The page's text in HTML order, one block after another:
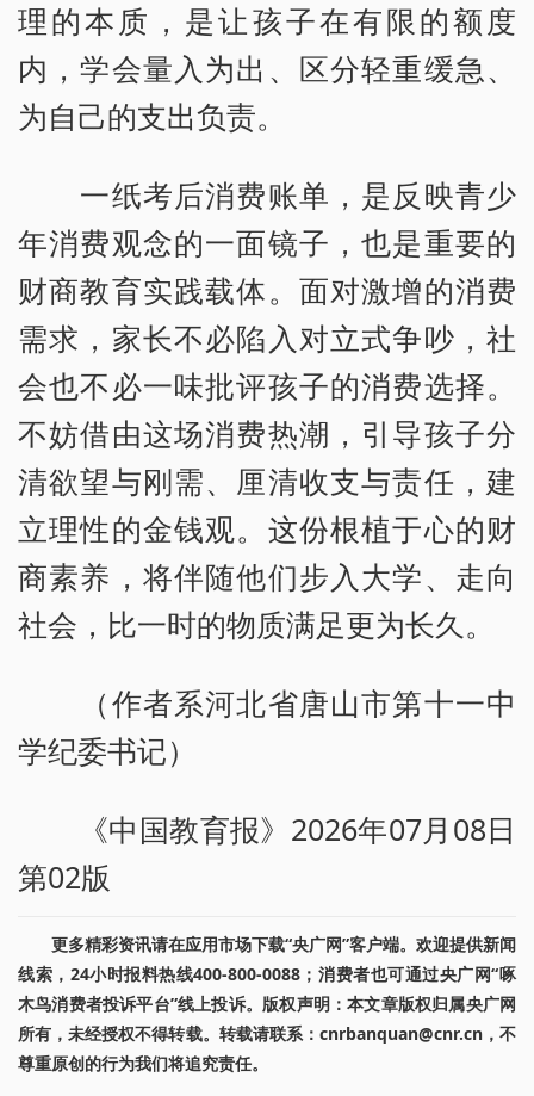
理的本质，是让孩子在有限的额度
内，学会量入为出、区分轻重缓急、
为自己的支出负责。
一纸考后消费账单，是反映青少
年消费观念的一面镜子，也是重要的
财商教育实践载体。面对激增的消费
需求，家长不必陷入对立式争吵，社
会也不必一味批评孩子的消费选择。
不妨借由这场消费热潮，引导孩子分
清欲望与刚需、厘清收支与责任，建
立理性的金钱观。这份根植于心的财
商素养，将伴随他们步入大学、走向
社会，比一时的物质满足更为长久。
（作者系河北省唐山市第十一中
学纪委书记）
《中国教育报》2026年07月08日
第02版
更多精彩资讯请在应用市场下载“央广网”客户端。欢迎提供新闻
线索，24小时报料热线400-800-0088；消费者也可通过央广网“啄
木鸟消费者投诉平台”线上投诉。版权声明：本文章版权归属央广网
所有，未经授权不得转载。转载请联系：cnrbanquan@cnr.cn，不
尊重原创的行为我们将追究责任。